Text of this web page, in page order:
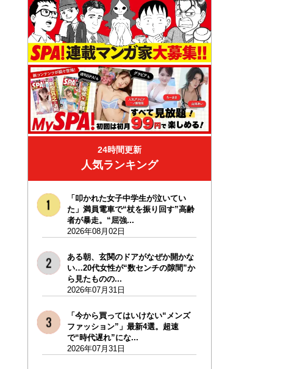
24時間更新
人気ランキング
「叩かれた女子中学生が泣いてい
た」満員電車で“杖を振り回す”高齢
者が暴走。“屈強...
2026年08月02日
ある朝、玄関のドアがなぜか開かな
い…20代女性が“数センチの隙間”か
ら見たものの...
2026年07月31日
「今から買ってはいけない“メンズ
ファッション”」最新4選。超速
で“時代遅れ”にな...
2026年07月31日